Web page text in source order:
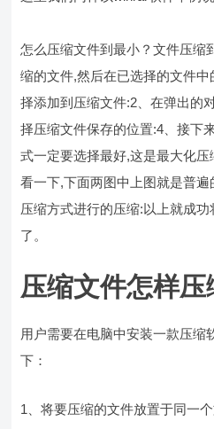
怎么压缩文件到最小？文件压缩
缩的文件,然后在已选择的文件
择添加到压缩文件:2、在弹出的
择压缩文件保存的位置:4、接下
式一定要选择最好,这是最大化
看一下,下面两图中上图就是普
压缩方式进行的压缩:以上就成
了。
压缩文件怎样压
用户需要在电脑中安装一款压缩
下：
1、将要压缩的文件放置于同一个